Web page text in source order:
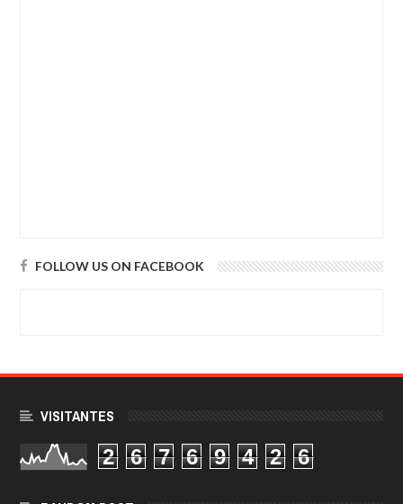
FOLLOW US ON FACEBOOK
VISITANTES
2 6 7 6 9 4 2 6